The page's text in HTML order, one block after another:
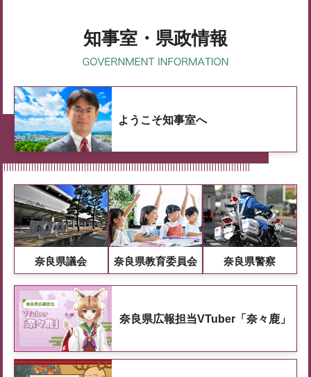
知事室・県政情報
ようこそ知事室へ
奈良県議会 奈良県教育委員会 奈良県警察
奈良県広報担当VTuber「奈々鹿」